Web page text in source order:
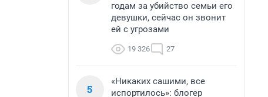
годам за убийство семьи его
девушки, сейчас он звонит
ей с угрозами
19 326 27
5
«Никаких сашими, все
испортилось»: блогер